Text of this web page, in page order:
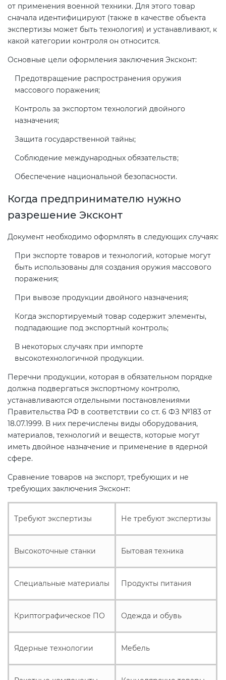
от применения военной техники. Для этого товар
сначала идентифицируют (также в качестве объекта
экспертизы может быть технология) и устанавливают, к
какой категории контроля он относится.
Основные цели оформления заключения Эксконт:
Предотвращение распространения оружия
массового поражения;
Контроль за экспортом технологий двойного
назначения;
Защита государственной тайны;
Соблюдение международных обязательств;
Обеспечение национальной безопасности.
Когда предпринимателю нужно
разрешение Эксконт
Документ необходимо оформлять в следующих случаях:
При экспорте товаров и технологий, которые могут
быть использованы для создания оружия массового
поражения;
При вывозе продукции двойного назначения;
Когда экспортируемый товар содержит элементы,
подпадающие под экспортный контроль;
В некоторых случаях при импорте
высокотехнологичной продукции.
Перечни продукции, которая в обязательном порядке
должна подвергаться экспортному контролю,
устанавливаются отдельными постановлениями
Правительства РФ в соответствии со ст. 6 ФЗ №183 от
18.07.1999. В них перечислены виды оборудования,
материалов, технологий и веществ, которые могут
иметь двойное назначение и применение в ядерной
сфере.
Сравнение товаров на экспорт, требующих и не
требующих заключения Эксконт:
Требуют экспертизы Не требуют экспертизы
Высокоточные станки Бытовая техника
Специальные материалы Продукты питания
Криптографическое ПО Одежда и обувь
Ядерные технологии Мебель
Сертификация спортивных
товаров
БАДы
Декларация ТР ТС
Декларирование косметики (ТР
по схеме 5Д (ТР ТС 010)
Декларирование пищевой
продукции (ТР ТС 021)
Декларирование алкогольной
продукции (ТР ЕАЭС 047)
Декларирование
электромагнитной
Сертификация детских товаров
Сертификация товаров легкой
промышленности (ТР ТС 017)
Сертификация промышленного
оборудования (ТР ТС 010)
Сертификация средств
индивидуальной защиты (ТР ТС
019)
Действующие технические